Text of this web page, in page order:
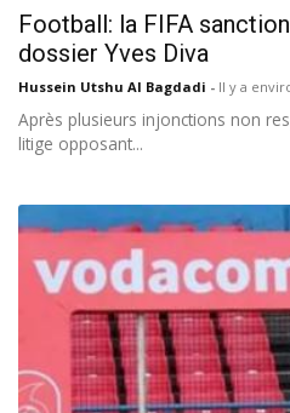
Football: la FIFA
dossier Yves Diva
Hussein Utshu Al Bagdadi - Il y a
Après plusieurs injonctions non
litige opposant...